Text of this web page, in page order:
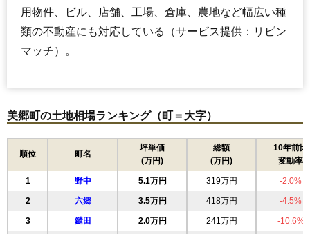
用物件、ビル、店舗、工場、倉庫、農地など幅広い種
類の不動産にも対応している（サービス提供：リビン
マッチ）。
美郷町の土地相場ランキング（町＝大字）
順位 町名
坪単価
(万円)
総額
(万円)
10年前比
変動率
1 野中 5.1万円 319万円 -2.0%
2 六郷 3.5万円 418万円 -4.5%
3 鑓田 2.0万円 241万円 -10.6%